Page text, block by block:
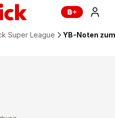
Super League YB-Noten